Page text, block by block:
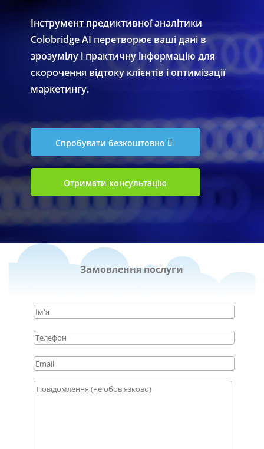
Інструмент предиктивної аналітики
Colobridge AI перетворює ваші дані в
зрозумілу і практичну інформацію для
скорочення відтоку клієнтів і оптимізації
маркетингу.
Спробувати безкоштовно
Отримати консультацію
Замовлення послуги